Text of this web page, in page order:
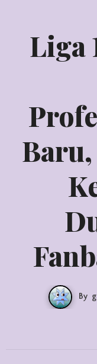
Liga
By